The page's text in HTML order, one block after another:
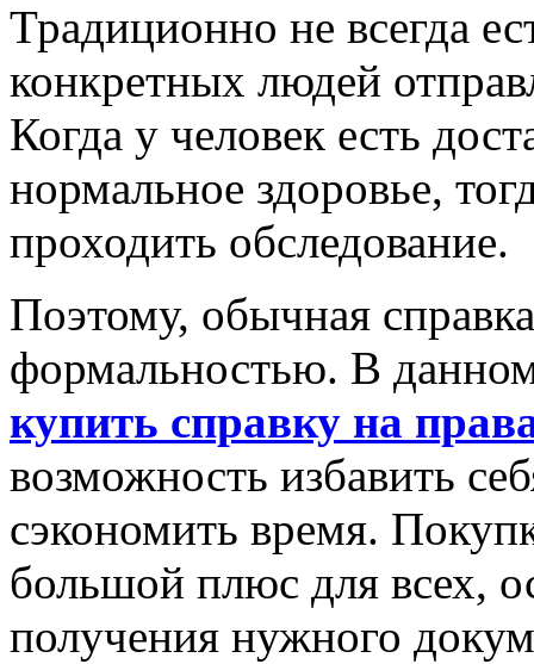
Традиционно не всегда
конкретных людей
Когда у человек есть
нормальное здоровье,
проходить обследование.
Поэтому, обычная
формальностью. В
купить справку на
возможность избавить
сэкономить время.
большой плюс для всех,
получения нужного